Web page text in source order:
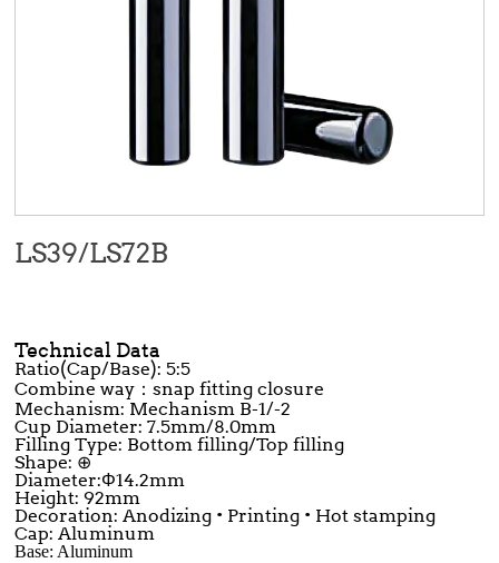
LS39/LS72B
Technical Data
Ratio(Cap/Base):5:5
Combine way ：snap fitting closure
Mechanism: Mechanism B-1/-2
Cup Diameter: 7.5mm/8.0mm
Filling Type: Bottom filling/Top filling
Shape: ⊕
Diameter:Φ14.2mm
Height: 92mm
Decoration: Anodizing • Printing • Hot stamping
Cap: Aluminum
Base: Aluminum